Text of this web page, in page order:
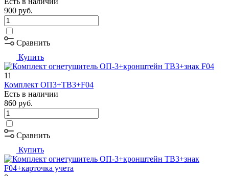
900 руб.
Сравнить
Купить
11
Комплект ОП3+ТВ3+F04
Есть в наличии
860 руб.
Сравнить
Купить